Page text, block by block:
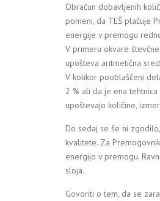
Obračun dobavljenih
pomeni, da TEŠ plačuje
energije v premogu
V primeru okvare
upošteva aritmetična
V kolikor pooblaščeni
2 % ali da je ena
upoštevajo količine,
Do sedaj se še ni
kvalitete. Za
energijo v premogu.
sloja.
Govoriti o tem, da se